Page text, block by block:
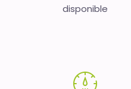
disponible